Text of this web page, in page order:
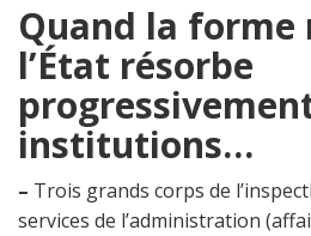
Quand la forme
l’État résorbe
institutions…
– Trois grands corps de
services de l’administration